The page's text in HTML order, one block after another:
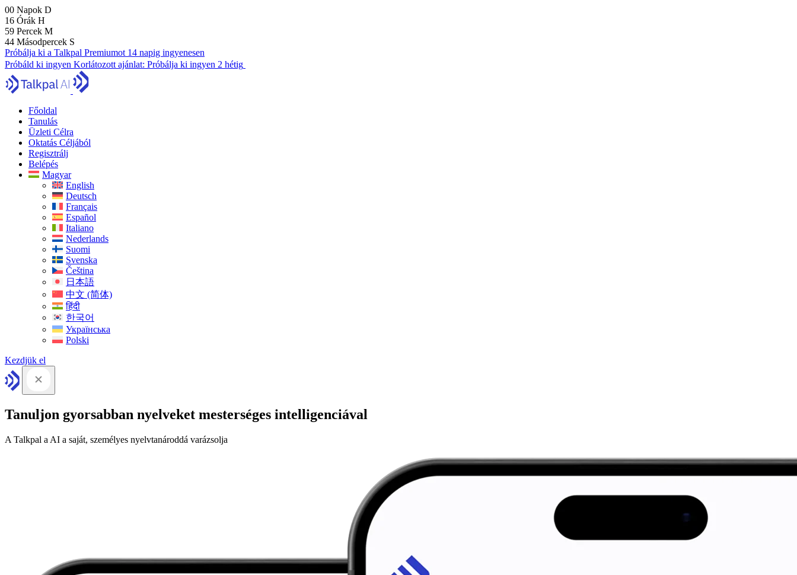
00 Napok D
16 Órák H
59 Percek M
43 Másodpercek S
Próbálja ki a Talkpal Premiumot 14 napig ingyenesen
Próbáld ki ingyen Korlátozott ajánlat: Próbálja ki ingyen 2 hétig
Főoldal
Tanulás
Üzleti Célra
Oktatás Céljából
Regisztrálj
Belépés
Magyar
English
Deutsch
Français
Español
Italiano
Nederlands
Suomi
Svenska
Čeština
日本語
中文 (简体)
हिंदी
한국어
Українська
Polski
Kezdjük el
Tanuljon gyorsabban nyelveket mesterséges intelligenciával
A Talkpal a AI a saját, személyes nyelvtanároddá varázsolja